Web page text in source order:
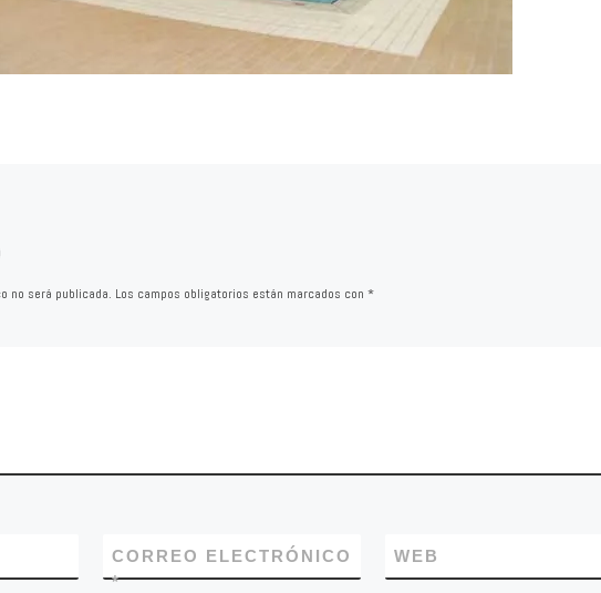
no será publicada. Los campos obligatorios están marcados con *
CORREO ELECTRÓNICO
*
WEB